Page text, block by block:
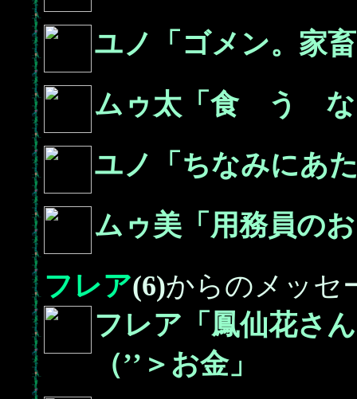
ユノ「ゴメン。家
ムゥ太「食 う
ユノ「ちなみにあ
ムゥ美「用務員の
フレア(6)からのメッセ
フレア「鳳仙花さ
（’’＞お金」